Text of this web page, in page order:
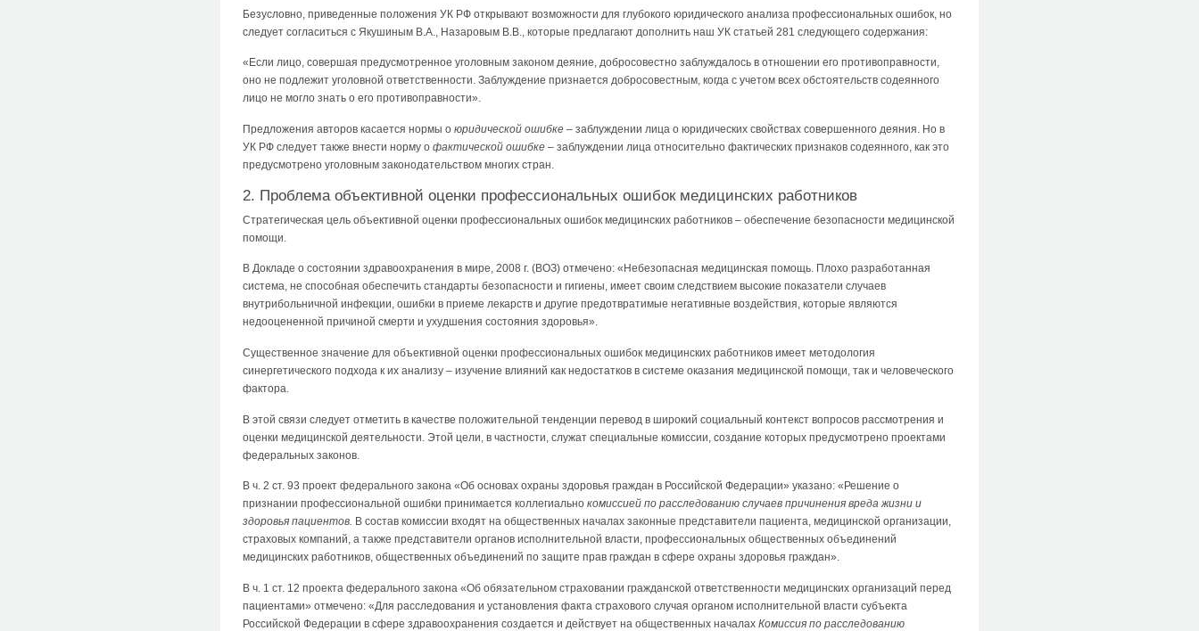
Безусловно, приведенные положения УК РФ открывают возможности для глубокого юридического анализа профессиональных ошибок, но
следует согласиться с Якушиным В.А., Назаровым В.В., которые предлагают дополнить наш УК статьей 281 следующего содержания:
«Если лицо, совершая предусмотренное уголовным законом деяние, добросовестно заблуждалось в отношении его противоправности,
оно не подлежит уголовной ответственности. Заблуждение признается добросовестным, когда с учетом всех обстоятельств содеянного
лицо не могло знать о его противоправности».
Предложения авторов касается нормы о юридической ошибке – заблуждении лица о юридических свойствах совершенного деяния. Но в
УК РФ следует также внести норму о фактической ошибке – заблуждении лица относительно фактических признаков содеянного, как это
предусмотрено уголовным законодательством многих стран.
2. Проблема объективной оценки профессиональных ошибок медицинских работников
Стратегическая цель объективной оценки профессиональных ошибок медицинских работников – обеспечение безопасности медицинской
помощи.
В Докладе о состоянии здравоохранения в мире, 2008 г. (ВОЗ) отмечено: «Небезопасная медицинская помощь. Плохо разработанная
система, не способная обеспечить стандарты безопасности и гигиены, имеет своим следствием высокие показатели случаев
внутрибольничной инфекции, ошибки в приеме лекарств и другие предотвратимые негативные воздействия, которые являются
недооцененной причиной смерти и ухудшения состояния здоровья».
Существенное значение для объективной оценки профессиональных ошибок медицинских работников имеет методология
синергетического подхода к их анализу – изучение влияний как недостатков в системе оказания медицинской помощи, так и человеческого
фактора.
В этой связи следует отметить в качестве положительной тенденции перевод в широкий социальный контекст вопросов рассмотрения и
оценки медицинской деятельности. Этой цели, в частности, служат специальные комиссии, создание которых предусмотрено проектами
федеральных законов.
В ч. 2 ст. 93 проект федерального закона «Об основах охраны здоровья граждан в Российской Федерации» указано: «Решение о
признании профессиональной ошибки принимается коллегиально комиссией по расследованию случаев причинения вреда жизни и
здоровья пациентов. В состав комиссии входят на общественных началах законные представители пациента, медицинской организации,
страховых компаний, а также представители органов исполнительной власти, профессиональных общественных объединений
медицинских работников, общественных объединений по защите прав граждан в сфере охраны здоровья граждан».
В ч. 1 ст. 12 проекта федерального закона «Об обязательном страховании гражданской ответственности медицинских организаций перед
пациентами» отмечено: «Для расследования и установления факта страхового случая органом исполнительной власти субъекта
Российской Федерации в сфере здравоохранения создается и действует на общественных началах Комиссия по расследованию